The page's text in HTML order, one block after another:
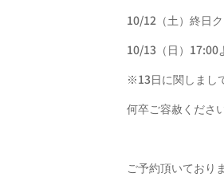
10/12（土）終日
10/13（日）17:00
※13日に関しまし
何卒ご容赦くださ
ご予約頂いており